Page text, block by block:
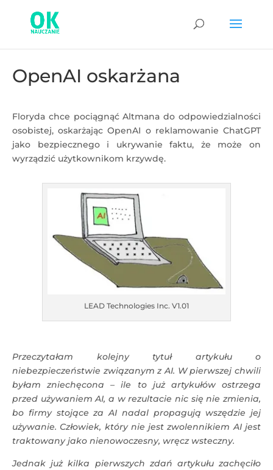
OpenAI oskarżana
Floryda chce pociągnąć Altmana do odpowiedzialności
osobistej, oskarżając OpenAI o reklamowanie ChatGPT
jako bezpiecznego i ukrywanie faktu, że może on
wyrządzić użytkownikom krzywdę.
LEAD Technologies Inc. V1.01
Przeczytałam kolejny tytuł artykułu o
niebezpieczeństwie związanym z AI. W pierwszej chwili
byłam zniechęcona – ile to już artykułów ostrzega
przed używaniem AI, a w rezultacie nic się nie zmienia,
bo firmy stojące za AI nadal propagują wszędzie jej
używanie. Człowiek, który nie jest zwolennikiem AI jest
traktowany jako nienowoczesny, wręcz wsteczny.
Jednak już kilka pierwszych zdań artykułu zachęciło